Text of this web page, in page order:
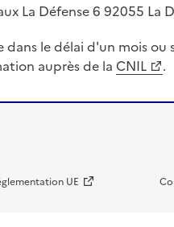
La Défense 6 92055 La
dans le délai d'un mois
auprès de la CNIL .
UE